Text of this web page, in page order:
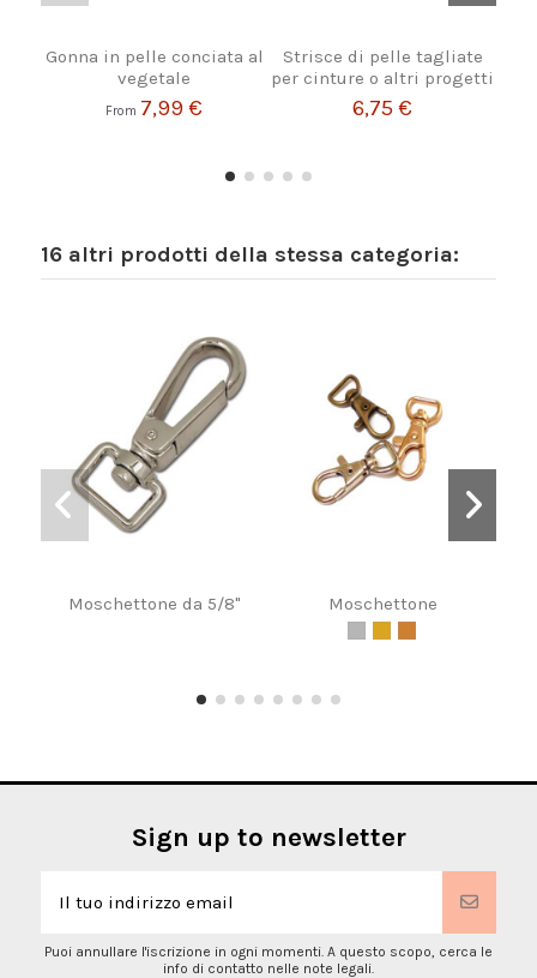
Gonna in pelle conciata al
vegetale
From 7,99 €
Strisce di pelle tagliate
per cinture o altri progetti
6,75 €
16 altri prodotti della stessa categoria:
Moschettone da 5/8" Moschettone
Sign up to newsletter
Puoi annullare l'iscrizione in ogni momenti. A questo scopo, cerca le
info di contatto nelle note legali.